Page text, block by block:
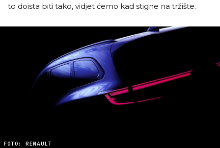
to doista biti tako, vidjet ćemo kad stigne na tržište.
FOTO: RENAULT